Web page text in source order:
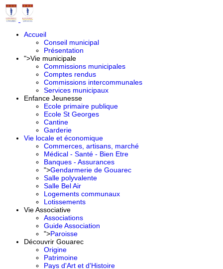
Accueil
Conseil municipal
Présentation
">Vie municipale
Commissions municipales
Comptes rendus
Commissions intercommunales
Services municipaux
Enfance Jeunesse
Ecole primaire publique
Ecole St Georges
Cantine
Garderie
Vie locale et économique
Commerces, artisans, marché
Médical - Santé - Bien Etre
Banques - Assurances
">Gendarmerie de Gouarec
Salle polyvalente
Salle Bel Air
Logements communaux
Lotissements
Vie Associative
Associations
Guide Association
">Paroisse
Découvrir Gouarec
Origine
Patrimoine
Pays d'Art et d'Histoire